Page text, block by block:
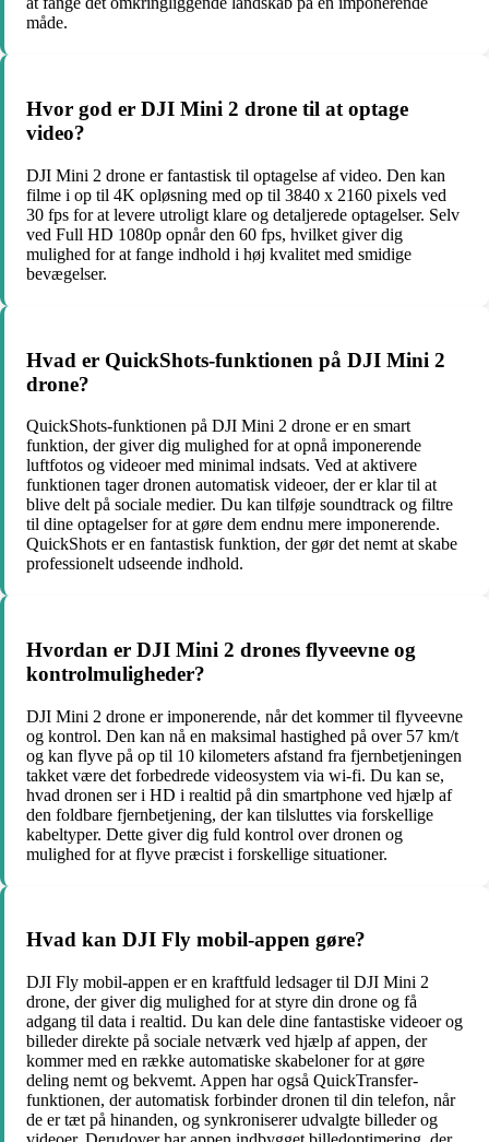
måde.
Hvor god er DJI Mini 2 drone til at optage
video?
DJI Mini 2 drone er fantastisk til optagelse af video. Den kan
filme i op til 4K opløsning med op til 3840 x 2160 pixels ved
30 fps for at levere utroligt klare og detaljerede optagelser. Selv
ved Full HD 1080p opnår den 60 fps, hvilket giver dig
mulighed for at fange indhold i høj kvalitet med smidige
bevægelser.
Hvad er QuickShots-funktionen på DJI Mini 2
drone?
QuickShots-funktionen på DJI Mini 2 drone er en smart
funktion, der giver dig mulighed for at opnå imponerende
luftfotos og videoer med minimal indsats. Ved at aktivere
funktionen tager dronen automatisk videoer, der er klar til at
blive delt på sociale medier. Du kan tilføje soundtrack og filtre
til dine optagelser for at gøre dem endnu mere imponerende.
QuickShots er en fantastisk funktion, der gør det nemt at skabe
professionelt udseende indhold.
Hvordan er DJI Mini 2 drones flyveevne og
kontrolmuligheder?
DJI Mini 2 drone er imponerende, når det kommer til flyveevne
og kontrol. Den kan nå en maksimal hastighed på over 57 km/t
og kan flyve på op til 10 kilometers afstand fra fjernbetjeningen
takket være det forbedrede videosystem via wi-fi. Du kan se,
hvad dronen ser i HD i realtid på din smartphone ved hjælp af
den foldbare fjernbetjening, der kan tilsluttes via forskellige
kabeltyper. Dette giver dig fuld kontrol over dronen og
mulighed for at flyve præcist i forskellige situationer.
Hvad kan DJI Fly mobil-appen gøre?
DJI Fly mobil-appen er en kraftfuld ledsager til DJI Mini 2
drone, der giver dig mulighed for at styre din drone og få
adgang til data i realtid. Du kan dele dine fantastiske videoer og
billeder direkte på sociale netværk ved hjælp af appen, der
kommer med en række automatiske skabeloner for at gøre
deling nemt og bekvemt. Appen har også QuickTransfer-
funktionen, der automatisk forbinder dronen til din telefon, når
de er tæt på hinanden, og synkroniserer udvalgte billeder og